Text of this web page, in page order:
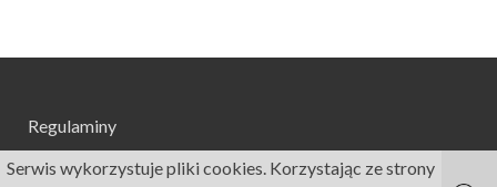
Regulaminy
Serwis wykorzystuje pliki cookies. Korzystając ze strony